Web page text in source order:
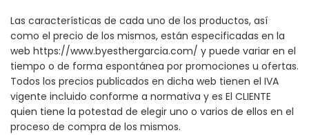
Las características de cada uno de los productos, así
como el precio de los mismos, están especificadas en la
web https://www.byesthergarcia.com/ y puede variar en el
tiempo o de forma espontánea por promociones u ofertas.
Todos los precios publicados en dicha web tienen el IVA
vigente incluido conforme a normativa y es El CLIENTE
quien tiene la potestad de elegir uno o varios de ellos en el
proceso de compra de los mismos.